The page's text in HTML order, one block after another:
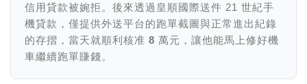
信用貸款被婉拒。後來透過皇順國際送件 21 世紀手
機貸款，僅提供外送平台的跑單截圖與正常進出紀錄
的存摺， 當天就順利核准 8 萬元 ，讓他能馬上修好機
車繼續跑單賺錢。